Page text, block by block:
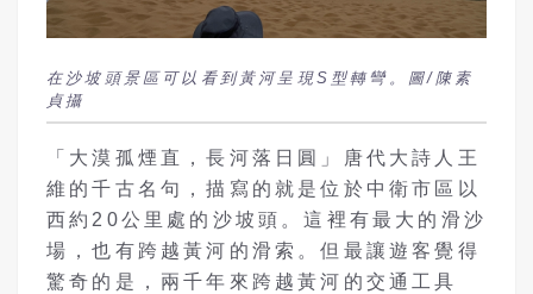
在沙坡頭景區可以看到黃河呈現S型轉彎。圖/陳素
貞攝
「大漠孤煙直，長河落日圓」唐代大詩人王
維的千古名句，描寫的就是位於中衛市區以
西約20公里處的沙坡頭。這裡有最大的滑沙
場，也有跨越黃河的滑索。但最讓遊客覺得
驚奇的是，兩千年來跨越黃河的交通工具